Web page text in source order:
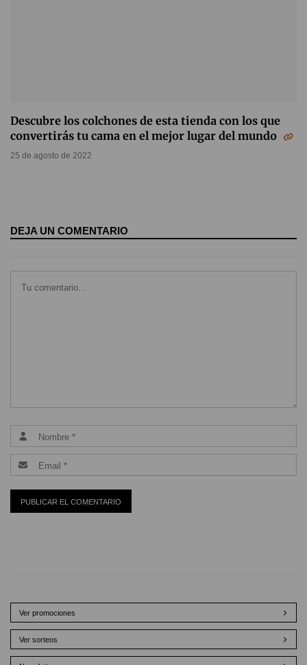
Descubre los colchones de esta tienda con los que
convertirás tu cama en el mejor lugar del mundo
25 de agosto de 2022
DEJA UN COMENTARIO
Ver promociones
Ver sorteos